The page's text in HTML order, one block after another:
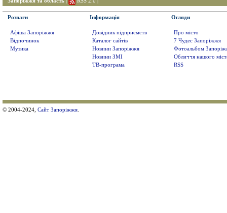
Розваги
Афіша Запоріжжя
Відпочинок
Музика
Інформація
Довідник підприємств
Каталог сайтів
Новини Запоріжжя
Новини ЗМІ
ТВ-програма
Огляди
Про місто
7 Чудес Запоріжжя
Фотоальбом
Обличчя нашого
RSS
© 2004-2024, Сайт Запоріжжя